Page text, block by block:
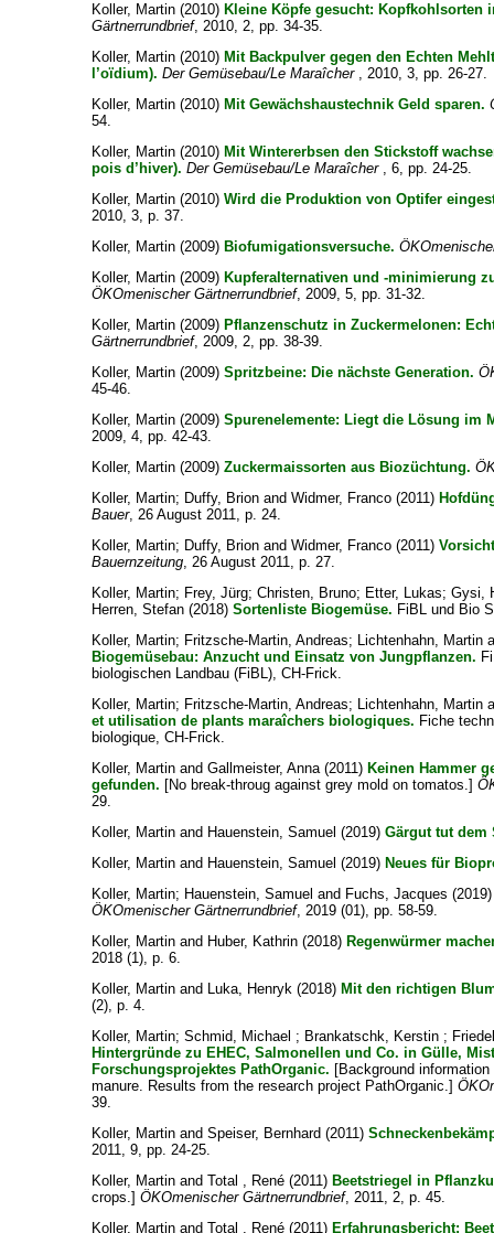
Koller, Martin (2010) Kleine Köpfe gesucht: Kopfkohlsorten
Gärtnerrundbrief, 2010, 2, pp. 34-35.
Koller, Martin (2010) Mit Backpulver gegen den Echten
l’oïdium). Der Gemüsebau/Le Maraîcher , 2010, 3, pp. 26-27.
Koller, Martin (2010) Mit Gewächshaustechnik Geld sparen.
54.
Koller, Martin (2010) Mit Wintererbsen den Stickstoff
pois d’hiver). Der Gemüsebau/Le Maraîcher , 6, pp. 24-25.
Koller, Martin (2010)Wird die Produktion von Optifer
2010, 3, p. 37.
Koller, Martin (2009) Biofumigationsversuche.
Koller, Martin (2009) Kupferalternativen und -minimierung
ÖKOmenischer Gärtnerrundbrief, 2009, 5, pp. 31-32.
Koller, Martin (2009) Pflanzenschutz in Zuckermelonen:
Gärtnerrundbrief, 2009, 2, pp. 38-39.
Koller, Martin (2009)Spritzbeine: Die nächste Generation.
45-46.
Koller, Martin (2009)Spurenelemente: Liegt die Lösung im
2009, 4, pp. 42-43.
Koller, Martin (2009)Zuckermaissorten aus Biozüchtung.
Koller, Martin; Duffy, Brion andWidmer, Franco (2011)
Bauer, 26 August 2011, p. 24.
Koller, Martin; Duffy, Brion andWidmer, Franco (2011)
Bauernzeitung, 26 August 2011, p. 27.
Koller, Martin; Frey, Jürg;Christen, Bruno; Etter, Lukas;Gysi,
Herren, Stefan (2018)Sortenliste Biogemüse. FiBL und Bio
Koller, Martin; Fritzsche-Martin, Andreas; Lichtenhahn, Martin
Biogemüsebau: Anzucht und Einsatz von Jungpflanzen.
biologischen Landbau (FiBL), CH-Frick.
Koller, Martin; Fritzsche-Martin, Andreas; Lichtenhahn, Martin
et utilisation de plants maraîchers biologiques. Fiche
biologique, CH-Frick.
Koller, Martin andGallmeister, Anna(2011) Keinen Hammer
gefunden. [No break-throug against grey mold on tomatos.]
29.
Koller, Martin and Hauenstein, Samuel (2019)Gärgut tut dem
Koller, Martin and Hauenstein, Samuel (2019) Neues für
Koller, Martin; Hauenstein, Samuel and Fuchs, Jacques
ÖKOmenischer Gärtnerrundbrief, 2019 (01), pp. 58-59.
Koller, Martin and Huber, Kathrin (2018) Regenwürmer
2018 (1), p. 6.
Koller, Martin and Luka, Henryk (2018) Mit den richtigen
(2), p. 4.
Koller, Martin;Schmid, Michael ; Brankatschk, Kerstin ;
Hintergründe zu EHEC, Salmonellen und Co. in Gülle,
Forschungsprojektes PathOrganic. [Background
manure. Results from the research project PathOrganic.]
39.
Koller, Martin andSpeiser, Bernhard (2011)
2011, 9, pp. 24-25.
Koller, Martin andTotal , René (2011) Beetstriegel in
crops.]ÖKOmenischer Gärtnerrundbrief, 2011, 2, p. 45.
Koller, Martin andTotal , René (2011) Erfahrungsbericht: